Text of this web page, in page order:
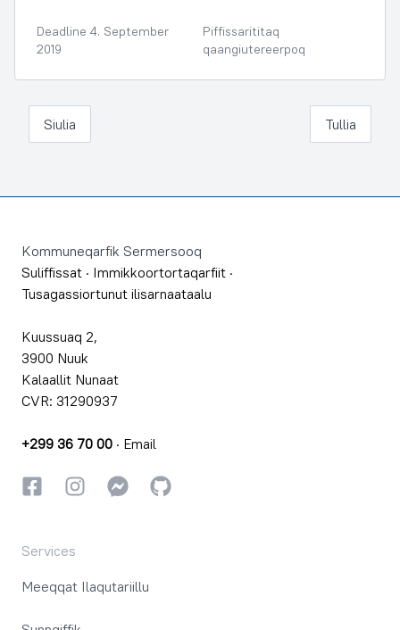
Deadline 4. September
2019
Piffissarititaq
qaangiutereerpoq
Siulia Tullia
Kommuneqarfik Sermersooq
Suliffissat · Immikkoortortaqarfiit ·
Tusagassiortunut ilisarnaataalu
Kuussuaq 2,
3900 Nuuk
Kalaallit Nunaat
CVR: 31290937
+299 36 70 00 · Email
FacebookkiInstagrammiInstagrammi
GitHub
Services
Meeqqat Ilaqutariillu